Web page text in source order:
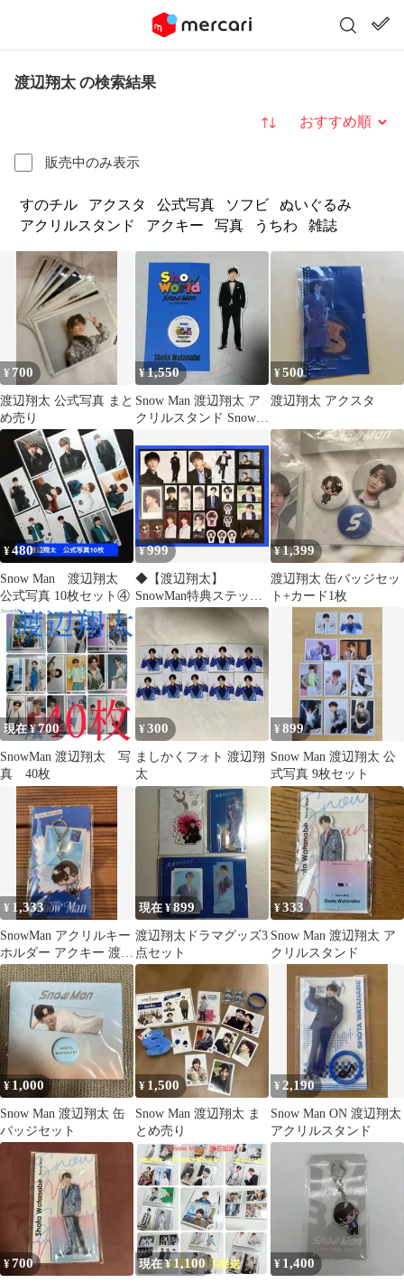
渡辺翔太 の検索結果
販売中のみ表示
並び替え
すのチル アクスタ 公式写真 ソフビ
ぬいぐるみ
アクリルスタンド
アクキー 写真 うちわ 雑誌
¥ 700
渡辺翔太 公式写真 まと
め売り
¥1,550
Snow Man 渡辺翔太 ア
クリルスタンド Snow
¥500
渡辺翔太 アクスタ
¥480
Snow Man 渡辺翔太
公式写真 10枚セット④
¥999
◆【渡辺翔太】
SnowMan特典ステッカ
ーセット
¥1,399
渡辺翔太 缶バッジセッ
ト+カード1枚
現在 ¥700
SnowMan 渡辺翔太 写
真 40枚
¥300
ましかくフォト 渡辺翔
太
¥899
Snow Man 渡辺翔太 公
式写真 9枚セット
¥ 1,333
SnowMan アクリルキー
ホルダー アクキー 渡辺
翔太
現在 ¥899
渡辺翔太ドラマグッズ3
点セット
¥333
Snow Man 渡辺翔太 ア
クリルスタンド
¥1,000
Snow Man 渡辺翔太 缶
バッジセット
¥ 1,500
Snow Man 渡辺翔太 ま
とめ売り
¥ 2,190
Snow Man ON 渡辺翔太
アクリルスタンド
¥700 現在 ¥1,100 ¥ 1,400